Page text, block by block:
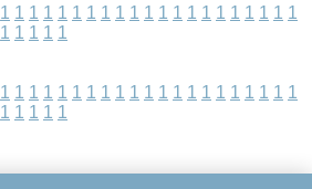
1 1 1 1 1 1 1 1 1 1 1 1 1 1 1 1 1 1 1 1 1
1 1 1 1 1
1 1 1 1 1 1 1 1 1 1 1 1 1 1 1 1 1 1 1 1 1
1 1 1 1 1